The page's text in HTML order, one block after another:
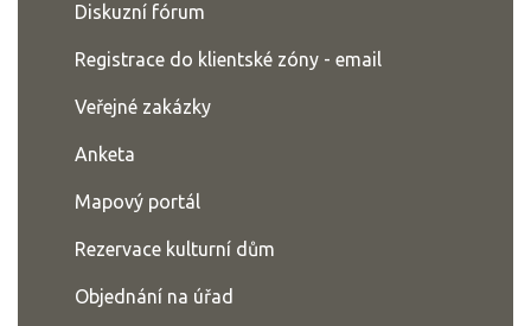
Diskuzní fórum
Registrace do klientské zóny - email
Veřejné zakázky
Anketa
Mapový portál
Rezervace kulturní dům
Objednání na úřad